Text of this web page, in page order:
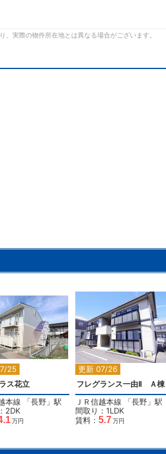
実際の物件所在地とは異なる場合がございます。
25
ス花立
本線 「長野 」駅
2DK
万円
更新 07/26
2
フレグランス一由Ⅱ Ａ棟
ＪＲ信越本線 「長野 」駅
間取り：1LDK
賃料： 5.7万円